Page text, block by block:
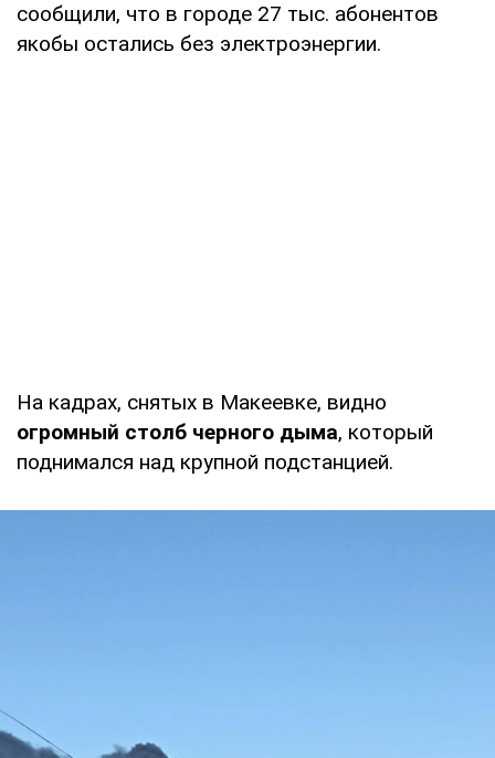
сообщили, что в городе 27 тыс. абонентов
якобы остались без электроэнергии.
На кадрах, снятых в Макеевке, видно
огромный столб черного дыма, который
поднимался над крупной подстанцией.